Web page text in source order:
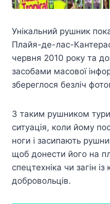
Унікальний рушник
Плайя-де-лас-
червня 2010 року та
засобами масової
збереглося безліч
З таким рушником
ситуація, коли йому
ноги і засипають
щоб донести його на
спецтехніка чи загін із
добровольців.